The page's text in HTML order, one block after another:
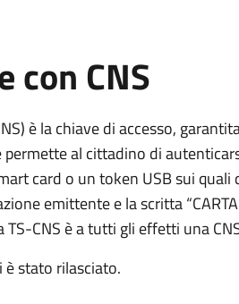
con CNS
è la chiave di accesso,
al cittadino di
card o un token USB sui quali
emittente e la scritta
TS-CNS è a tutti gli effetti una
è stato rilasciato.